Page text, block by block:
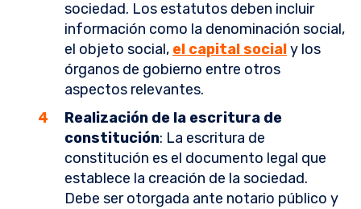
sociedad. Los estatutos deben incluir
información como la denominación social,
el objeto social, el capital socialy los
órganos de gobierno entre otros
aspectos relevantes.
Realización de la escritura de
constitución: La escritura de
constitución es el documento legal que
establece la creación de la sociedad.
Debe ser otorgada ante notario público y